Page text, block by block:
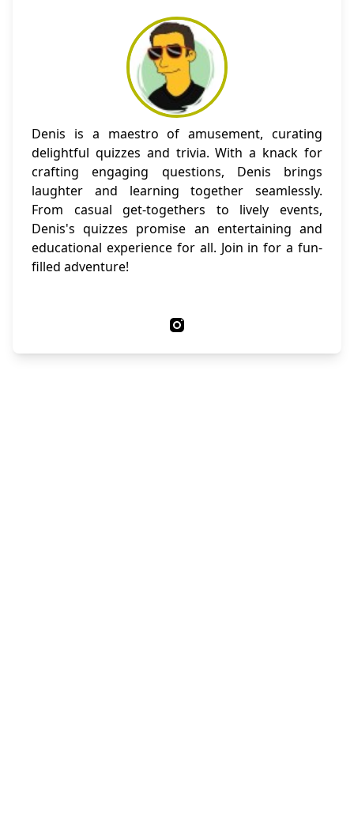
Denis is a maestro of amusement, curating
delightful quizzes and trivia. With a knack for
crafting engaging questions, Denis brings
laughter and learning together seamlessly.
From casual get-togethers to lively events,
Denis's quizzes promise an entertaining and
educational experience for all. Join in for a fun-
filled adventure!